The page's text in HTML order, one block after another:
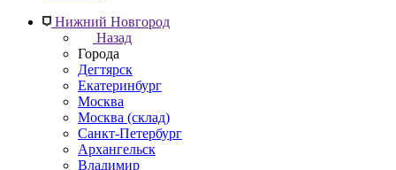
Нижний Новгород
Назад
Города
Дегтярск
Екатеринбург
Москва
Москва (склад)
Санкт-Петербург
Архангельск
Владимир